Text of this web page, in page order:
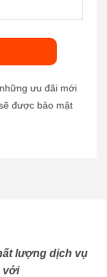
ưu đãi mới
được bảo mật
lượng dịch vụ
với